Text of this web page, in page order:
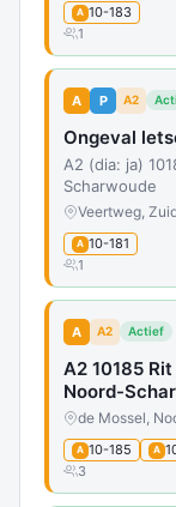
A 10-183
1
A P A2
Ongeval
A2 (dia: ja)
Scharwoude
Veertweg,
A 10-181
1
A A2 Actief
A2 10185
Noord-
de Mossel,
A 10-185 A
3